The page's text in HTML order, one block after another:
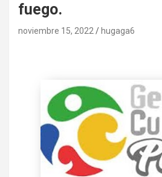
fuego.
noviembre 15, 2022 hugaga6